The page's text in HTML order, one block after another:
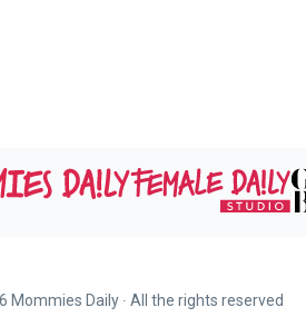
Mommies Daily ∙ All the rights reserved